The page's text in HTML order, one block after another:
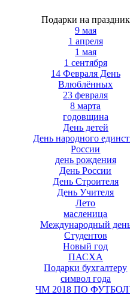
Подарки на праздник
9 мая
1 апреля
1 мая
1 сентября
14 Февраля День
Влюблённых
23 февраля
8 марта
годовщина
День детей
День народного
России
день рождения
День России
День Строителя
День Учителя
Лето
масленица
Международный
Студентов
Новый год
ПАСХА
Подарки бухгалтеру
символ года
ЧМ 2018 ПО